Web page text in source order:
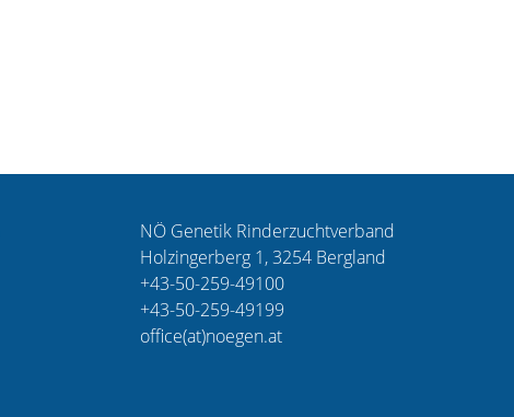
NÖ Genetik Rinderzuchtverband
Holzingerberg 1, 3254 Bergland
+43-50-259-49100
+43-50-259-49199
office(at)noegen.at